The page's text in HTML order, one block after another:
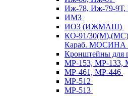
Иж-78, Иж-79-9Т,
ИМЗ
ИОЗ (ИЖМАШ)
КО-91/
Караб. МОСИНА
Кронштейны для
МР-153, МР-133,
МР-461, МР-446
МР-512
МР-513